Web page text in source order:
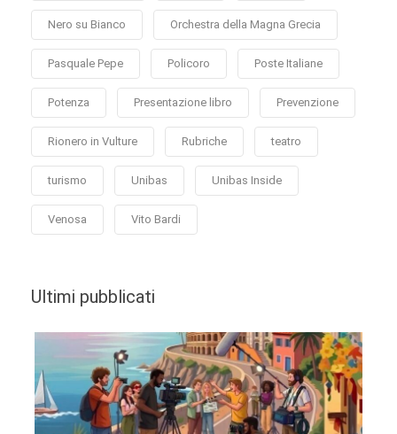
Nero su Bianco Orchestra della Magna Grecia
Pasquale Pepe Policoro Poste Italiane
Potenza Presentazione libro Prevenzione
Rionero in Vulture Rubriche teatro
turismo Unibas Unibas Inside
Venosa Vito Bardi
Ultimi pubblicati